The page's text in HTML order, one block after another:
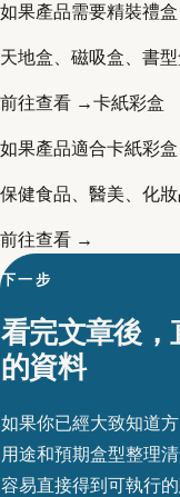
如果產品需要精裝禮盒
天地盒、磁吸盒、書
前往查看 →卡紙彩盒
如果產品適合卡紙彩盒
保健食品、醫美、化妝
前往查看 →
下一步
看完文章後，
的資料
如果你已經大致知道
用途和預期盒型整理
容易直接得到可執行的